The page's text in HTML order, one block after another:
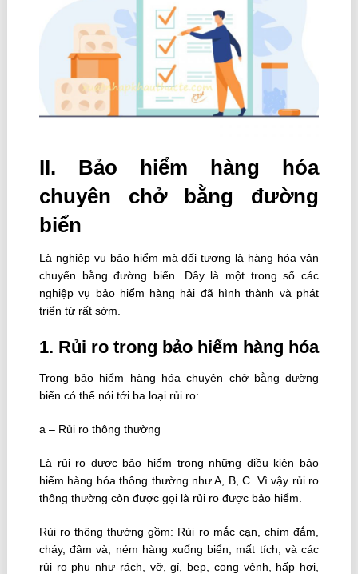
II. Bảo hiểm hàng hóa
chuyên chở bằng đường
biển
Là nghiệp vụ bảo hiểm mà đối tượng là hàng hóa vận
chuyển bằng đường biển. Ðây là một trong số các
nghiệp vụ bảo hiểm hàng hải đã hình thành và phát
triển từ rất sớm.
1. Rủi ro trong bảo hiểm hàng hóa
Trong bảo hiểm hàng hóa chuyên chở bằng đường
biển có thể nói tới ba loại rủi ro:
a – Rủi ro thông thường
Là rủi ro được bảo hiểm trong những điều kiện bảo
hiểm hàng hóa thông thường như A, B, C. Vì vậy rủi ro
thông thường còn được gọi là rủi ro được bảo hiểm.
Rủi ro thông thường gồm: Rủi ro mắc cạn, chìm đắm,
cháy, đâm và, ném hàng xuống biển, mất tích, và các
rủi ro phụ như rách, vỡ, gỉ, bẹp, cong vênh, hấp hơi,